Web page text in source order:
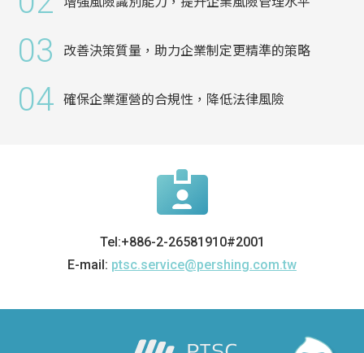
03 改善決策質量，助力企業制定更精準的策略
04 確保企業運營的合規性，降低法律風險
Tel:+886-2-26581910#2001
E-mail: ptsc.service@pershing.com.tw